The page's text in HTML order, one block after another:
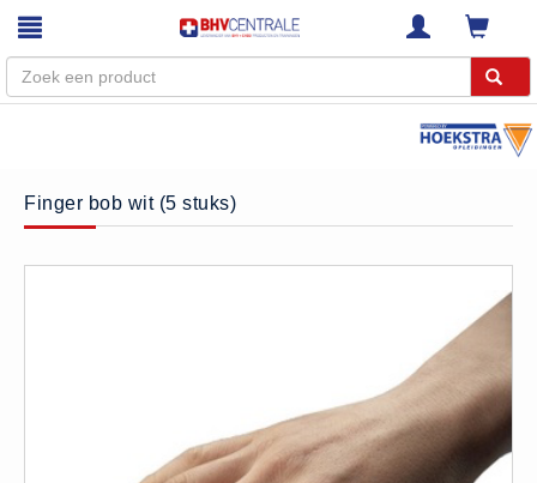
Home
Webshop
Trainingen
Bedrijfsnoodplannen
Plattegronden
Finger bob wit (5 stuks)